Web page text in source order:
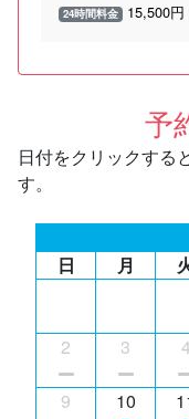
24時間料金 15,500円
予
日付をクリックする
す。
日
月
2 3 4
9 10